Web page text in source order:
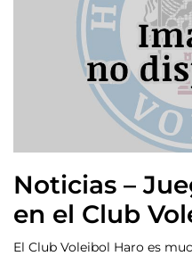
Noticias –
en el Club
El Club Voleibol Haro es